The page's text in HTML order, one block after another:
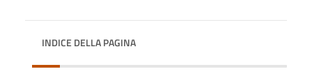
INDICE DELLA PAGINA